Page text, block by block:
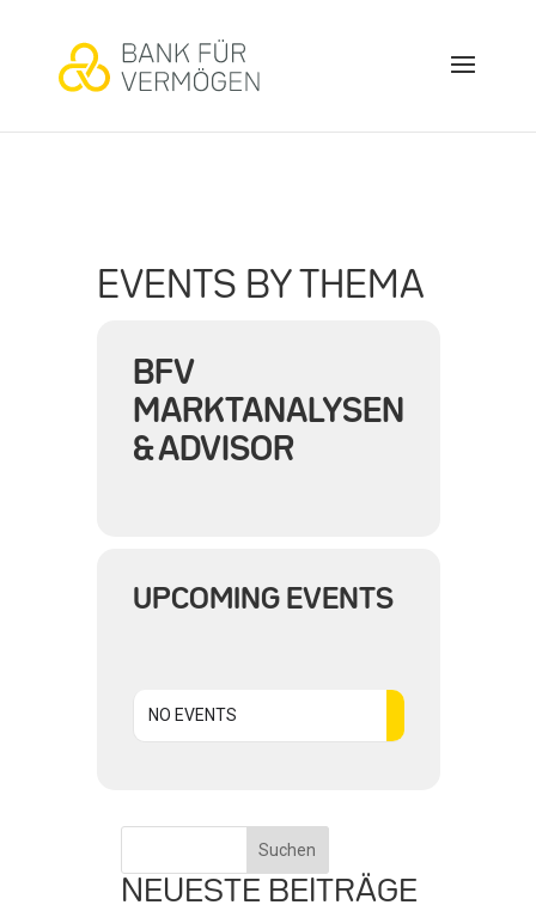
EVENTS BY THEMA
BFV
MARKTANALYSEN
& ADVISOR
UPCOMING EVENTS
NO EVENTS
Suchen
NEUESTE BEITRÄGE